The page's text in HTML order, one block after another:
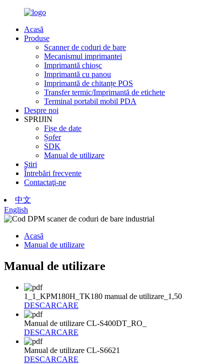
Acasă
Produse
Scanner de coduri de bare
Mecanismul imprimantei
Imprimantă chioșc
Imprimantă cu panou
Imprimantă de chitanțe POS
Transfer termic/Imprimantă de etichete
Terminal portabil mobil PDA
Despre noi
SPRIJIN
Fișe de date
Șofer
SDK
Manual de utilizare
Ştiri
Întrebări frecvente
Contactaţi-ne
中文
English
Acasă
Manual de utilizare
Manual de utilizare
1_1_KPM180H_TK180 manual de utilizare_1,50
DESCARCARE
Manual de utilizare CL-S400DT_RO_
DESCARCARE
Manual de utilizare CL-S6621
DESCARCARE